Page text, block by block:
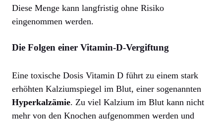
Diese Menge kann langfristig ohne Risiko
eingenommen werden.
Die Folgen einer Vitamin-D-Vergiftung
Eine toxische Dosis Vitamin D führt zu einem stark
erhöhten Kalziumspiegel im Blut, einer sogenannten
Hyperkalzämie. Zu viel Kalzium im Blut kann nicht
mehr von den Knochen aufgenommen werden und